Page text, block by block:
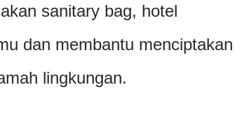
sanitary bag, hotel
dan membantu menciptakan
lingkungan.